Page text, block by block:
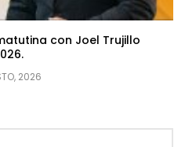
con Joel Trujillo
2026